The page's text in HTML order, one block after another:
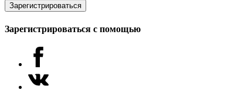
Зарегистрироваться
Зарегистрироваться с помощью